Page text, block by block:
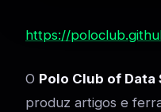
https://
O Polo Club of Data
produz artigos e